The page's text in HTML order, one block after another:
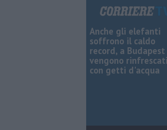
Anche gli elefanti
soffrono il caldo
record, a Budapest
vengono rinfrescati
con getti d'acqua